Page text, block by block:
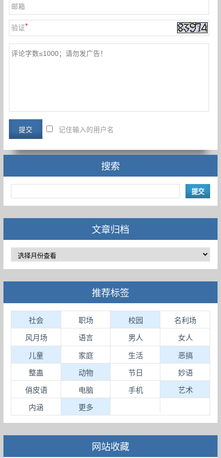
邮箱
验证*
记住输入的用户名
搜索
文章归档
推荐标签
社会 职场 校园 名利场
风月场 语言 男人 女人
儿童 家庭 生活 恶搞
整蛊 动物 节日 妙语
俏皮语 电脑 手机 艺术
内涵 更多
网站收藏